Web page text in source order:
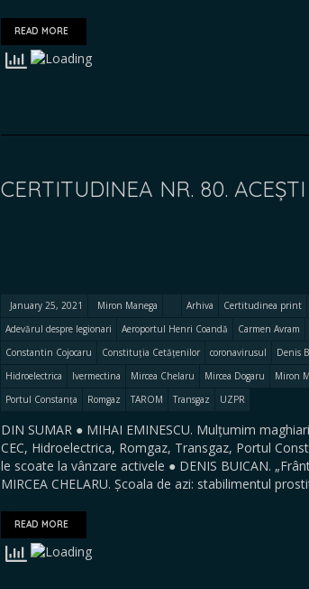
READ MORE
CERTITUDINEA NR. 80.
January 25, 2021 Miron Manega Arhiva Certitudinea print
Adevărul despre legionari
Aeroportul Henri Coandă Carmen Avram
Constantin Cojocaru
Constituția Cetățenilor coronavirusul Denis
Hidroelectrica
Ivermectina Mircea Chelaru Mircea Dogaru Miron
Portul Constanța
Romgaz TAROM Transgaz UZPR
DIN SUMAR ● MIHAI EMINESCU. Mulțumim
CEC, Hidroelectrica, Romgaz, Transgaz, Portul
le scoate la vânzare activele ● DENIS BUICAN.
MIRCEA CHELARU. Școala de azi: stabilimentul
READ MORE